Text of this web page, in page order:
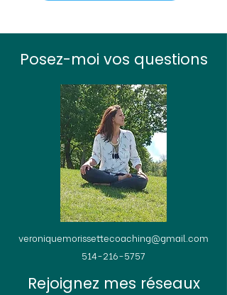
Posez-moi vos questions
veroniquemorissettecoaching@gmail.com
514-216-5757
Rejoignez mes réseaux